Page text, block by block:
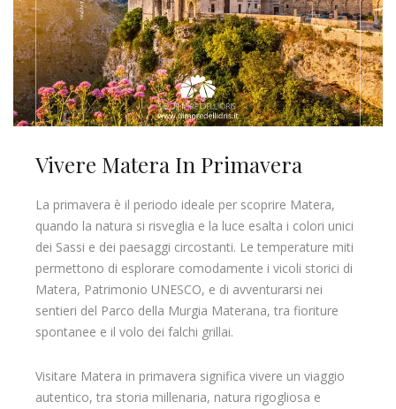
Vivere Matera In Primavera
La primavera è il periodo ideale per scoprire Matera,
quando la natura si risveglia e la luce esalta i colori unici
dei Sassi e dei paesaggi circostanti. Le temperature miti
permettono di esplorare comodamente i vicoli storici di
Matera, Patrimonio UNESCO, e di avventurarsi nei
sentieri del Parco della Murgia Materana, tra fioriture
spontanee e il volo dei falchi grillai.
Visitare Matera in primavera significa vivere un viaggio
autentico, tra storia millenaria, natura rigogliosa e